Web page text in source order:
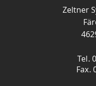
Zeltner
Tel.
Fax.